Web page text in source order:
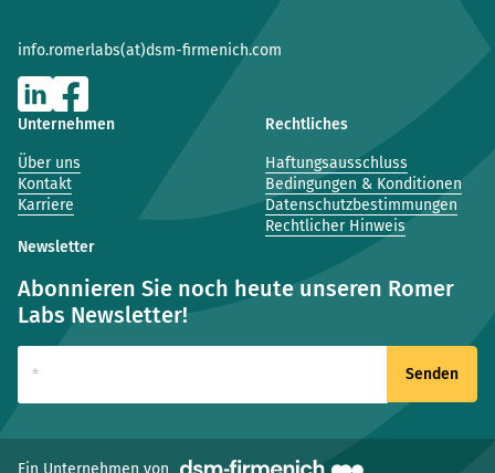
info.romerlabs(at)dsm-firmenich.com
Unternehmen
Über uns
Kontakt
Karriere
Rechtliches
Haftungsausschluss
Bedingungen & Konditionen
Datenschutzbestimmungen
Rechtlicher Hinweis
Newsletter
Abonnieren Sie noch heute unseren Romer
Labs Newsletter!
Ein Unternehmen von